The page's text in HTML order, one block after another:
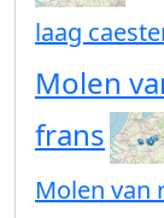
laag
Molen
frans
Molen van